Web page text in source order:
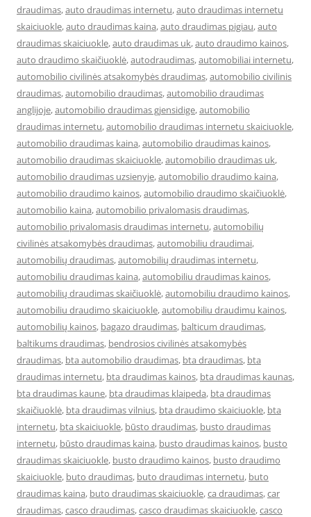
draudimas,auto draudimas internetu,auto draudimas internetu
skaiciuokle,auto draudimas kaina,auto draudimas pigiau,auto
draudimas skaiciuokle,auto draudimas uk,auto draudimo kainos,
auto draudimo skaičiuoklė,autodraudimas,automobiliai internetu,
automobilio civilinės atsakomybės draudimas,automobilio civilinis
draudimas,automobilio draudimas,automobilio draudimas
anglijoje,automobilio draudimas gjensidige,automobilio
draudimas internetu,automobilio draudimas internetu skaiciuokle,
automobilio draudimas kaina,automobilio draudimas kainos,
automobilio draudimas skaiciuokle,automobilio draudimas uk,
automobilio draudimas uzsienyje,automobilio draudimo kaina,
automobilio draudimo kainos,automobilio draudimo skaičiuoklė,
automobilio kaina,automobilio privalomasis draudimas,
automobilio privalomasis draudimas internetu,automobilių
civilinės atsakomybės draudimas,automobiliu draudimai,
automobilių draudimas,automobilių draudimas internetu,
automobiliu draudimas kaina,automobiliu draudimas kainos,
automobilių draudimas skaičiuoklė,automobiliu draudimo kainos,
automobiliu draudimo skaiciuokle,automobiliu draudimu kainos,
automobilių kainos, bagazo draudimas, balticum draudimas,
baltikums draudimas, bendrosios civilinės atsakomybės
draudimas, bta automobilio draudimas, bta draudimas, bta
draudimas internetu, bta draudimas kainos, bta draudimas kaunas,
bta draudimas kaune, bta draudimas klaipeda, bta draudimas
skaičiuoklė, bta draudimas vilnius, bta draudimo skaiciuokle, bta
internetu, bta skaiciuokle, būsto draudimas, busto draudimas
internetu, būsto draudimas kaina, busto draudimas kainos, busto
draudimas skaiciuokle, busto draudimo kainos, busto draudimo
skaiciuokle, buto draudimas, buto draudimas internetu, buto
draudimas kaina, buto draudimas skaiciuokle,ca draudimas,car
draudimas,casco draudimas,casco draudimas skaiciuokle,casco